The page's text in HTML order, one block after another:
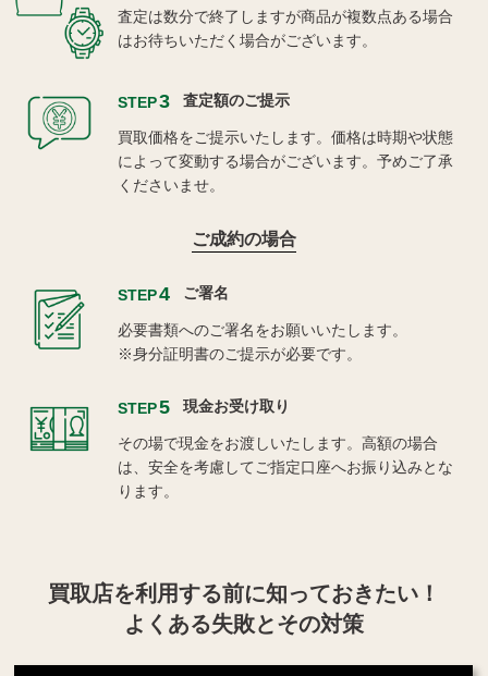
査定は数分で終了しますが商品が複数点ある場合
はお待ちいただく場合がございます。
STEP3 査定額のご提示
買取価格をご提示いたします。価格は時期や状態
によって変動する場合がございます。予めご了承
くださいませ。
ご成約の場合
STEP4 ご署名
必要書類へのご署名をお願いいたします。
※身分証明書のご提示が必要です。
STEP5 現金お受け取り
その場で現金をお渡しいたします。高額の場合
は、安全を考慮してご指定口座へお振り込みとな
ります。
買取店を利用する前に知っておきたい！
よくある失敗とその対策